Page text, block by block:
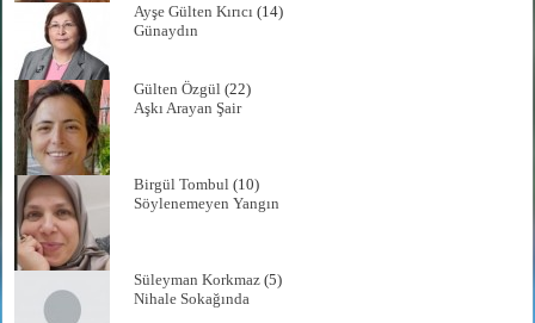
Ayşe Gülten Kırıcı (14)
Günaydın
Gülten Özgül (22)
Aşkı Arayan Şair
Birgül Tombul (10)
Söylenemeyen Yangın
Süleyman Korkmaz (5)
Nihale Sokağında